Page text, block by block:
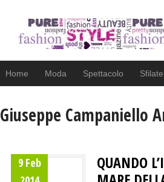
Home Moda Spettacolo Sfilate
Giuseppe Campaniello
9 Feb
QUANDO